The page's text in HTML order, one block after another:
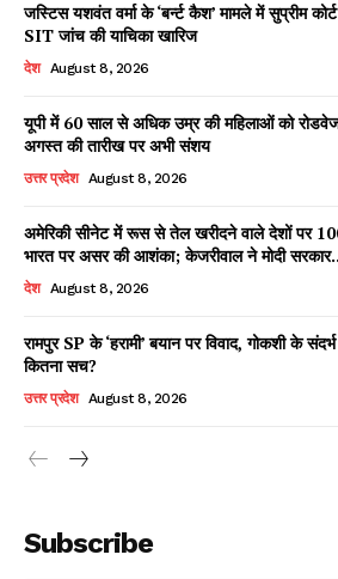
Facebook
X WhatsApp
Share
Read Latest News
जस्टिस यशवंत वर्मा के ‘बर्न्ट कैश’ मामले में सुप्रीम
SIT जांच की याचिका खारिज
देश August 8, 2026
यूपी में 60 साल से अधिक उम्र की महिलाओं को
अगस्त की तारीख पर अभी संशय
उत्तर प्रदेश August 8, 2026
अमेरिकी सीनेट में रूस से तेल खरीदने वाले देशों पर
भारत पर असर की आशंका; केजरीवाल ने मोदी
देश August 8, 2026
रामपुर SP के ‘हरामी’ बयान पर विवाद, गोकशी के
कितना सच?
उत्तर प्रदेश August 8, 2026
Subscribe